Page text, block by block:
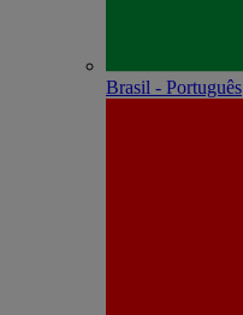
Brasil - Português